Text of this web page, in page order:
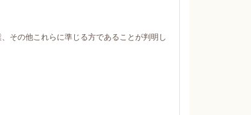
その他これらに準じる方であることが判明し